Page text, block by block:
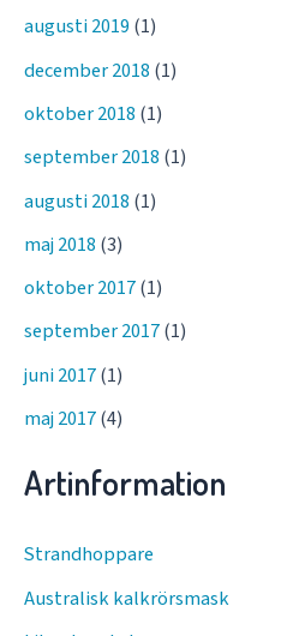
augusti 2019 (1)
december 2018 (1)
oktober 2018 (1)
september 2018 (1)
augusti 2018 (1)
maj 2018 (3)
oktober 2017(1)
september 2017(1)
juni 2017(1)
maj 2017(4)
Artinformation
Strandhoppare
Australisk kalkrörsmask